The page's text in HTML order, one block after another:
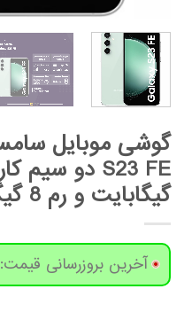
گیگابایت و رم 8 گیگابایت – ویتنام
آخرین بروزرسانی قیمت: 1 روز پیش